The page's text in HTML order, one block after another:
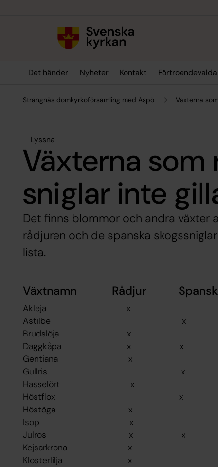
Det händer Nyheter Kontakt Förtroendevalda
Strängnäs domkyrkoförsamling med Aspö Växterna
Lyssna
Växterna som
sniglar inte
Det finns blommor och andra växter
rådjuren och de spanska
lista.
Växtnamn Rådjur Spansk
Akleja x
Astilbe x
Brudslöja x
Daggkåpa x x
Gentiana x
Gullris x
Hasselört x
Höstflox x
Höstöga x
Isop x
Julros x x
Kejsarkrona x
Klosterlilja x